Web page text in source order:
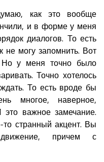
как это вообще
и в форме у меня
диалогов. То есть
не могу запомнить. Вот
Но у меня точно было
Точно хотелось
То есть вроде бы
многое, наверное,
важное замечание.
то странный акцент. Вы
причем с